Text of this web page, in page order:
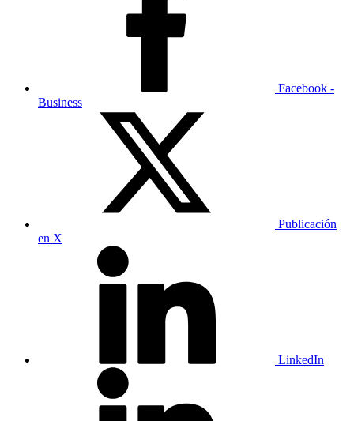
Facebook -
Business
Publicación
en X
LinkedIn